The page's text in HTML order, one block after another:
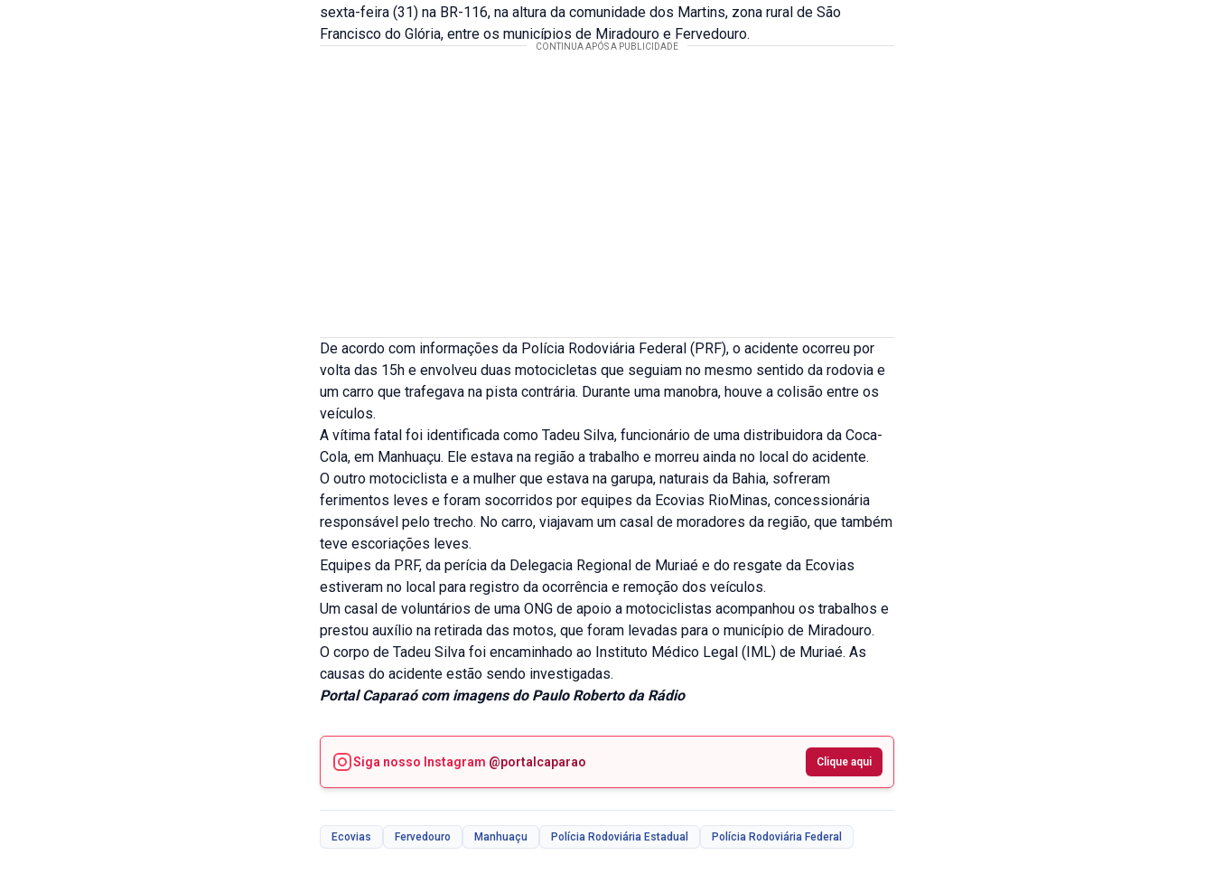
sexta-feira (31) na BR-116, na altura da comunidade dos Martins, zona rural de São
Francisco do Glória, entre os municípios de Miradouro e Fervedouro.
De acordo com informações da Polícia Rodoviária Federal (PRF), o acidente ocorreu por
volta das 15h e envolveu duas motocicletas que seguiam no mesmo sentido da rodovia e
um carro que trafegava na pista contrária. Durante uma manobra, houve a colisão entre os
veículos.
A vítima fatal foi identificada como Tadeu Silva, funcionário de uma distribuidora da Coca-
Cola, em Manhuaçu. Ele estava na região a trabalho e morreu ainda no local do acidente.
O outro motociclista e a mulher que estava na garupa, naturais da Bahia, sofreram
ferimentos leves e foram socorridos por equipes da Ecovias RioMinas, concessionária
responsável pelo trecho. No carro, viajavam um casal de moradores da região, que também
teve escoriações leves.
Equipes da PRF, da perícia da Delegacia Regional de Muriaé e do resgate da Ecovias
estiveram no local para registro da ocorrência e remoção dos veículos.
Um casal de voluntários de uma ONG de apoio a motociclistas acompanhou os trabalhos e
prestou auxílio na retirada das motos, que foram levadas para o município de Miradouro.
O corpo de Tadeu Silva foi encaminhado ao Instituto Médico Legal (IML) de Muriaé. As
causas do acidente estão sendo investigadas.
Portal Caparaó com imagens do Paulo Roberto da Rádio
Siga nosso Instagram @portalcaparao Clique aqui
Ecovias Fervedouro Manhuaçu Polícia Rodoviária Estadual Polícia Rodoviária Federal